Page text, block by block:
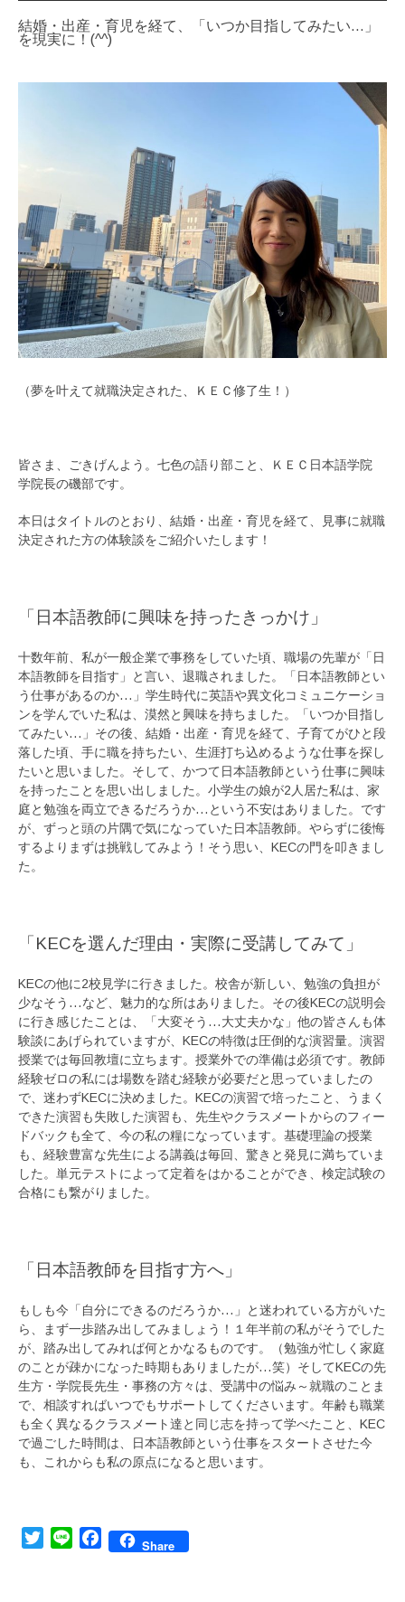
結婚・出産・育児を経て、「いつか目指してみたい…」
を現実に！(^^)
（夢を叶えて就職決定された、ＫＥＣ修了生！）
皆さま、ごきげんよう。七色の語り部こと、ＫＥＣ日本語学院
学院長の磯部です。
本日はタイトルのとおり、結婚・出産・育児を経て、見事に就職
決定された方の体験談をご紹介いたします！
「日本語教師に興味を持ったきっかけ」
十数年前、私が一般企業で事務をしていた頃、職場の先輩が「日
本語教師を目指す」と言い、退職されました。「日本語教師とい
う仕事があるのか…」学生時代に英語や異文化コミュニケーショ
ンを学んでいた私は、漠然と興味を持ちました。「いつか目指し
てみたい…」その後、結婚・出産・育児を経て、子育てがひと段
落した頃、手に職を持ちたい、生涯打ち込めるような仕事を探し
たいと思いました。そして、かつて日本語教師という仕事に興味
を持ったことを思い出しました。小学生の娘が2人居た私は、家
庭と勉強を両立できるだろうか…という不安はありました。です
が、ずっと頭の片隅で気になっていた日本語教師。やらずに後悔
するよりまずは挑戦してみよう！そう思い、KECの門を叩きまし
た。
「KECを選んだ理由・実際に受講してみて」
KECの他に2校見学に行きました。校舎が新しい、勉強の負担が
少なそう…など、魅力的な所はありました。その後KECの説明会
に行き感じたことは、「大変そう…大丈夫かな」他の皆さんも体
験談にあげられていますが、KECの特徴は圧倒的な演習量。演習
授業では毎回教壇に立ちます。授業外での準備は必須です。教師
経験ゼロの私には場数を踏む経験が必要だと思っていましたの
で、迷わずKECに決めました。KECの演習で培ったこと、うまく
できた演習も失敗した演習も、先生やクラスメートからのフィー
ドバックも全て、今の私の糧になっています。基礎理論の授業
も、経験豊富な先生による講義は毎回、驚きと発見に満ちていま
した。単元テストによって定着をはかることができ、検定試験の
合格にも繋がりました。
「日本語教師を目指す方へ」
もしも今「自分にできるのだろうか…」と迷われている方がいた
ら、まず一歩踏み出してみましょう！１年半前の私がそうでした
が、踏み出してみれば何とかなるものです。（勉強が忙しく家庭
のことが疎かになった時期もありましたが…笑）そしてKECの先
生方・学院長先生・事務の方々は、受講中の悩み～就職のことま
で、相談すればいつでもサポートしてくださいます。年齢も職業
も全く異なるクラスメート達と同じ志を持って学べたこと、KEC
で過ごした時間は、日本語教師という仕事をスタートさせた今
も、これからも私の原点になると思います。
TwitterLine FacebookShare